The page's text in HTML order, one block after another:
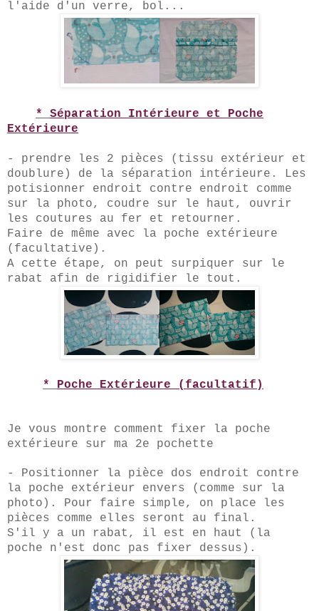
l'aide d'un verre, bol...
* Séparation Intérieure et Poche
Extérieure
- prendre les 2 pièces (tissu extérieur et
doublure) de la séparation intérieure. Les
potisionner endroit contre endroit comme
sur la photo, coudre sur le haut, ouvrir
les coutures au fer et retourner.
Faire de même avec la poche extérieure
(facultative).
A cette étape, on peut surpiquer sur le
rabat afin de rigidifier le tout.
* Poche Extérieure (facultatif)
Je vous montre comment fixer la poche
extérieure sur ma 2e pochette
- Positionner la pièce dos endroit contre
la poche extérieur envers (comme sur la
photo). Pour faire simple, on place les
pièces comme elles seront au final.
S'il y a un rabat, il est en haut (la
poche n'est donc pas fixer dessus).